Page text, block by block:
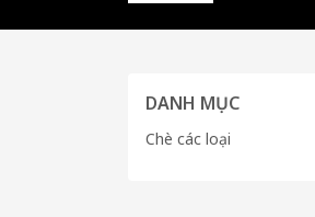
DANH MỤC
Chè các loại